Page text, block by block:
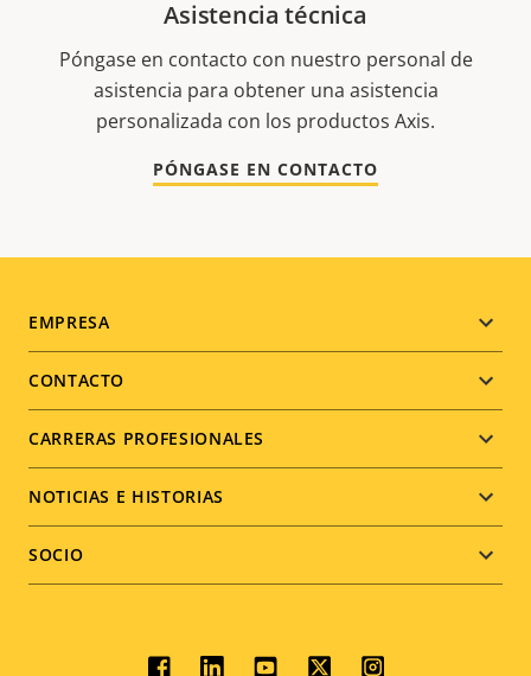
Asistencia técnica
Póngase en contacto con nuestro personal de
asistencia para obtener una asistencia
personalizada con los productos Axis.
PÓNGASE EN CONTACTO
Footer
menu
EMPRESA
CONTACTO
CARRERAS PROFESIONALES
NOTICIAS E HISTORIAS
SOCIO